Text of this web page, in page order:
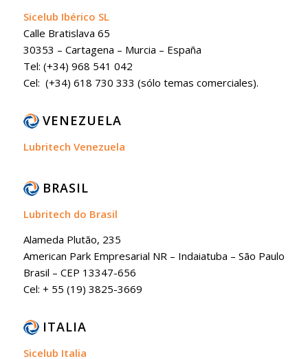
Sicelub Ibérico SL
Calle Bratislava 65
30353 – Cartagena – Murcia – España
Tel: (+34) 968 541 042
Cel: (+34) 618 730 333 (sólo temas comerciales).
VENEZUELA
Lubritech Venezuela
BRASIL
Lubritech do Brasil
Alameda Plutão, 235
American Park Empresarial NR – Indaiatuba – São Paulo
Brasil – CEP 13347-656
Cel: + 55 (19) 3825-3669
ITALIA
Sicelub Italia